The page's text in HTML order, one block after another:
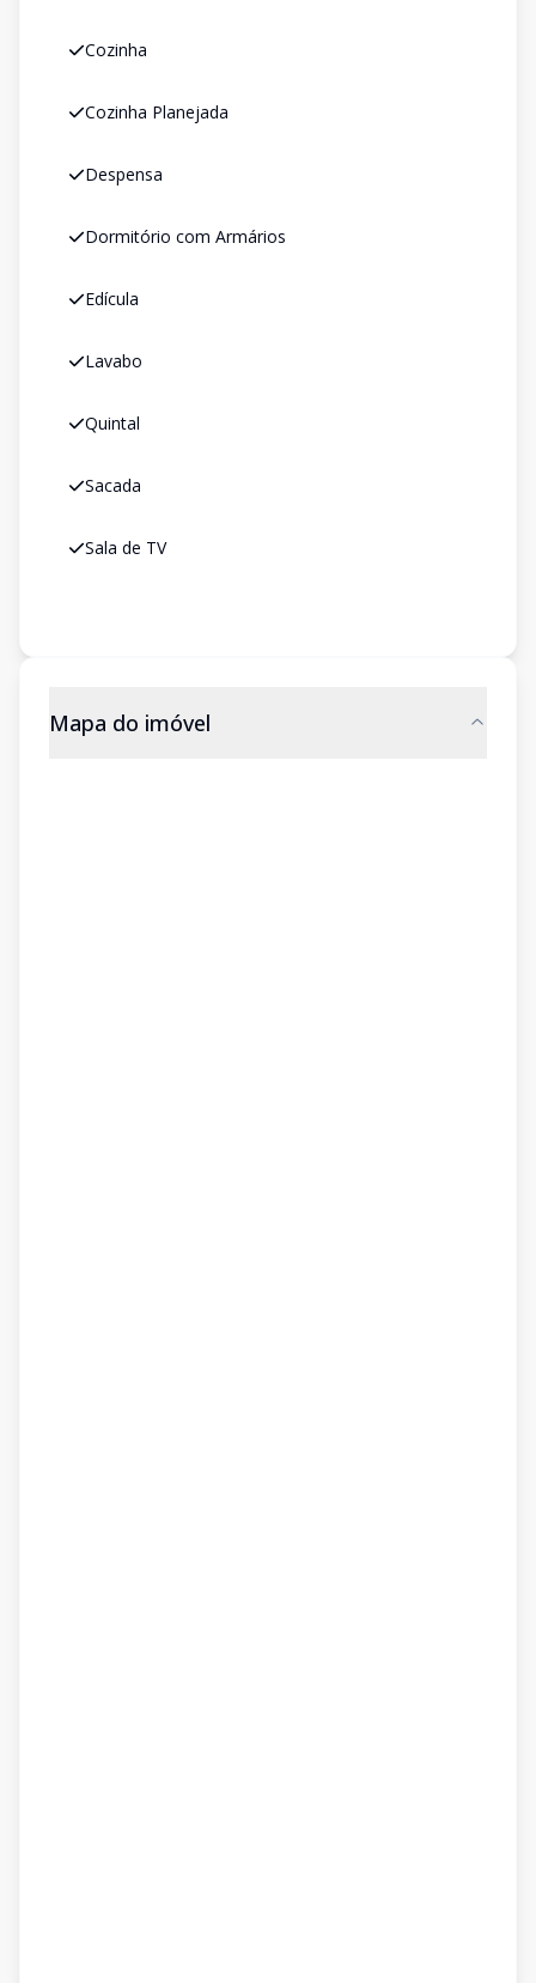
Cozinha
Cozinha Planejada
Despensa
Dormitório com Armários
Edícula
Lavabo
Quintal
Sacada
Sala de TV
Mapa do imóvel